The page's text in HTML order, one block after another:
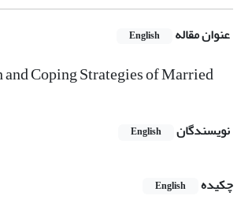
عنوان مقاله English
Coping Strategies of Married
نویسندگان English
چکیده English